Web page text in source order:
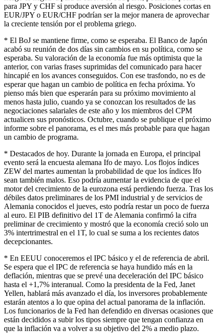
para JPY y CHF si produce aversión al riesgo. Posiciones cortas en
EUR/JPY o EUR/CHF podrían ser la mejor manera de aprovechar
la creciente tensión por el problema griego.
* El BoJ se mantiene firme, como se esperaba. El Banco de Japón
acabó su reunión de dos días sin cambios en su política, como se
esperaba. Su valoración de la economía fue más optimista que la
anterior, con varias frases suprimidas del comunicado para hacer
hincapié en los avances conseguidos. Con ese trasfondo, no es de
esperar que hagan un cambio de política en fecha próxima. Yo
pienso más bien que esperarán para su próximo movimiento al
menos hasta julio, cuando ya se conozcan los resultados de las
negociaciones salariales de este año y los miembros del CPM
actualicen sus pronósticos. Octubre, cuando se publique el próximo
informe sobre el panorama, es el mes más probable para que hagan
un cambio de programa.
* Destacados de hoy. Durante la jornada en Europa, el principal
evento será la encuesta alemana Ifo de mayo. Los flojos índices
ZEW del martes aumentan la probabilidad de que los índices Ifo
sean también malos. Eso podría aumentar la evidencia de que el
motor del crecimiento de la eurozona está perdiendo fuerza. Tras los
débiles datos preliminares de los PMI industrial y de servicios de
Alemania conocidos el jueves, esto podría restar un poco de fuerza
al euro. El PIB definitivo del 1T de Alemania confirmó la cifra
preliminar de crecimiento y mostró que la economía creció solo un
3% intertrimestral en el 1T, lo cual se suma a los recientes datos
decepcionantes.
* En EEUU conoceremos el IPC básico y el de referencia de abril.
Se espera que el IPC de referencia se haya hundido más en la
deflación, mientras que se prevé una deceleración del IPC básico
hasta el +1,7% interanual. Como la presidenta de la Fed, Janet
Yellen, hablará más avanzado el día, los inversores probablemente
estarán atentos a lo que opina del actual panorama de la inflación.
Los funcionarios de la Fed han defendido en diversas ocasiones que
están decididos a subir los tipos siempre que tengan confianza en
que la inflación va a volver a su objetivo del 2% a medio plazo.